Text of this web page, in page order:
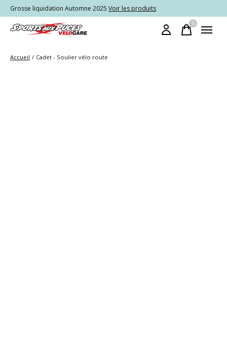
Grosse liquidation Automne 2025 Voir les produits
0items
Accueil / Cadet - Soulier vélo route